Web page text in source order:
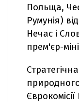
Польща,
Румунія)
Нечас і
прем'єр-